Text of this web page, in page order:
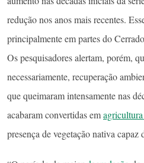
redução nos anos mais recentes.
principalmente em partes do
Os pesquisadores alertam, porém,
necessariamente, recuperação
que queimaram intensamente nas
acabaram convertidas emagricultura
presença de vegetação nativa capaz